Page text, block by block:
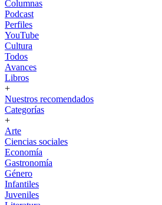
Columnas
Podcast
Perfiles
YouTube
Cultura
Todos
Avances
Libros
+
Nuestros recomendados
Categorías
+
Arte
Ciencias sociales
Economía
Gastronomía
Género
Infantiles
Juveniles